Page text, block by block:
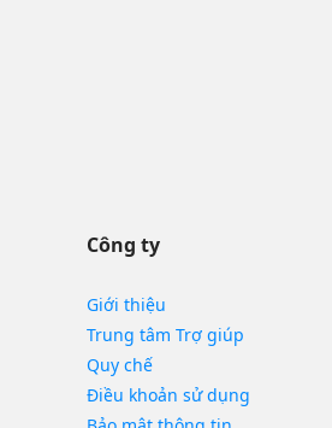
Công ty
Giới thiệu
Trung tâm Trợ giúp
Quy chế
Điều khoản sử dụng